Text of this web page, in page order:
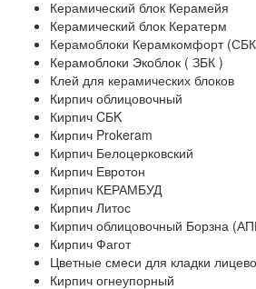
Керамический блок Керамейя
Керамический блок Кератерм
Керамоблоки Керамкомфорт
Керамоблоки Экоблок ( ЗБК )
Клей для керамических блоков
Кирпич облицовочный
Кирпич CБK
Кирпич Prokeram
Кирпич Белоцерковский
Кирпич Евротон
Кирпич КЕРАМБУД
Кирпич Литос
Кирпич облицовочный Борзна
Кирпич Фагот
Цветные смеси для кладки
Кирпич огнеупорный